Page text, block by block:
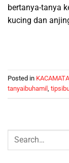
bertanya-tanya
kucing dan
Posted in KACAMATA
tanyaibuhamil